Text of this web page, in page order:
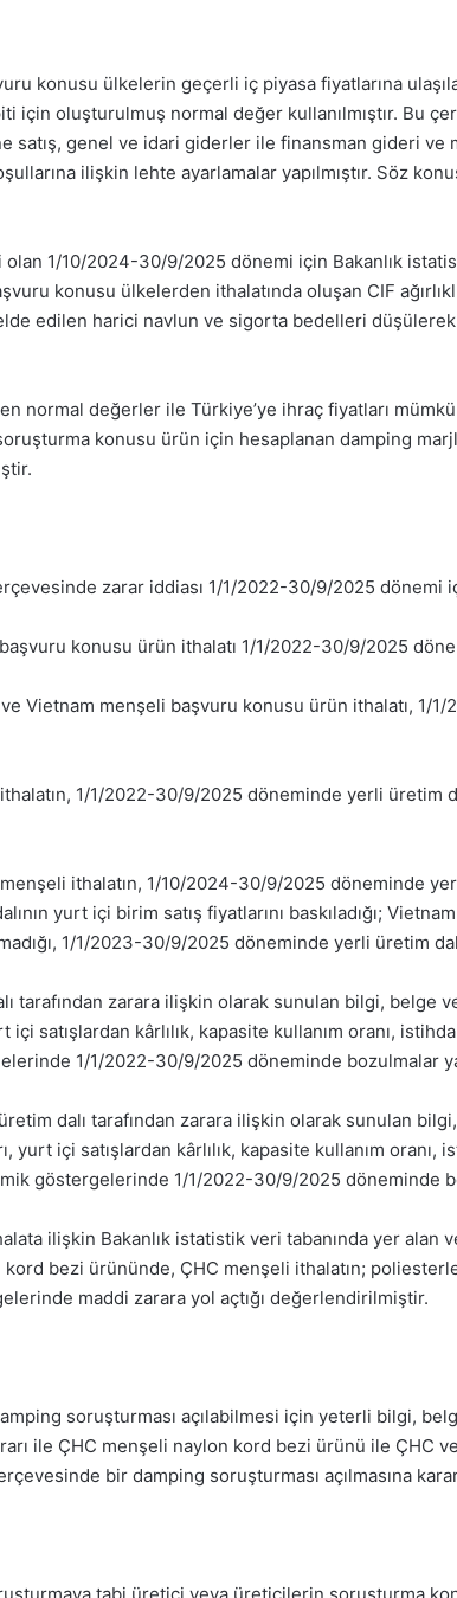
konusu ülkelerin geçerli iç piyasa fiyatlarına
için oluşturulmuş normal değer kullanılmıştır. Bu
satış, genel ve idari giderler ile finansman gideri
ilişkin lehte ayarlamalar yapılmıştır. Söz
1/10/2024-30/9/2025 dönemi için Bakanlık
konusu ülkelerden ithalatında oluşan CIF
edilen harici navlun ve sigorta bedelleri düşülerek
normal değerler ile Türkiye’ye ihraç fiyatları
soruşturma konusu ürün için hesaplanan damping
zarar iddiası 1/1/2022-30/9/2025 dönemi
konusu ürün ithalatı 1/1/2022-30/9/2025
Vietnam menşeli başvuru konusu ürün ithalatı, 1/
1/1/2022-30/9/2025 döneminde yerli üretim
ithalatın, 1/10/2024-30/9/2025 döneminde yerli
yurt içi birim satış fiyatlarını baskıladığı;
1/1/2023-30/9/2025 döneminde yerli üretim
tarafından zarara ilişkin olarak sunulan bilgi, belge
satışlardan kârlılık, kapasite kullanım oranı,
1/1/2022-30/9/2025 döneminde bozulmalar
dalı tarafından zarara ilişkin olarak sunulan
yurt içi satışlardan kârlılık, kapasite kullanım oranı,
göstergelerinde 1/1/2022-30/9/2025 döneminde
ilişkin Bakanlık istatistik veri tabanında yer alan
kord bezi ürününde, ÇHC menşeli ithalatın;
maddi zarara yol açtığı değerlendirilmiştir.
soruşturması açılabilmesi için yeterli bilgi,
ile ÇHC menşeli naylon kord bezi ürünü ile
bir damping soruşturması açılmasına
tabi üretici veya üreticilerin soruşturma